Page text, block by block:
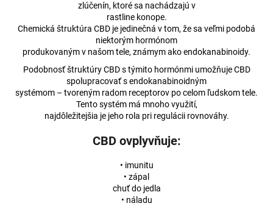
zlúčenín, ktoré sa nachádzajú v
rastline konope.
Chemická štruktúra CBD je jedinečná v tom, že sa veľmi podobá
niektorým hormónom
produkovaným v našom tele, známym ako endokanabinoidy.
Podobnosť štruktúry CBD s týmito hormónmi umožňuje CBD
spolupracovať s endokanabinoidným
systémom – tvoreným radom receptorov po celom ľudskom tele.
Tento systém má mnoho využití,
najdôležitejšia je jeho rola pri regulácii rovnováhy.
CBD ovplyvňuje:
• imunitu
• zápal
chuť do jedla
• náladu
CBD
BROAD-
SPECTRUM
PRE
MALÉ
€17,74